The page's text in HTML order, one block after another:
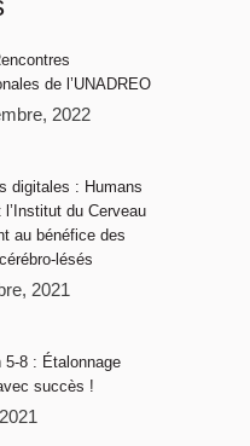
de l’UNADREO
2022
digitales : Humans
l’Institut du Cerveau
au bénéfice des
lésés
2021
5-8 : Étalonnage
succès !